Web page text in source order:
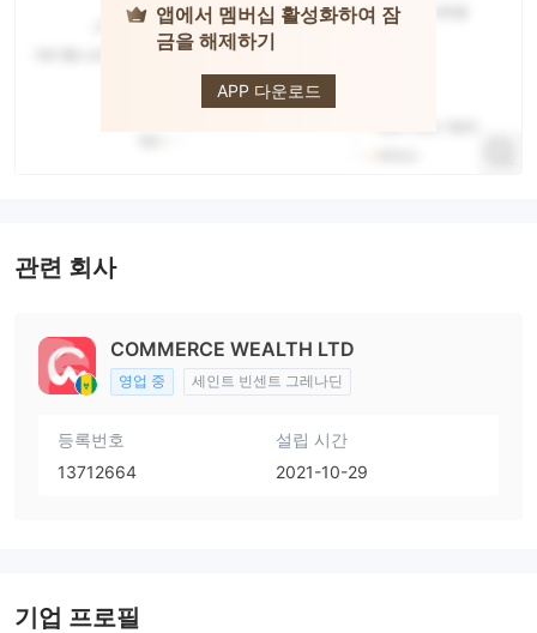
앱에서 멤버십 활성화하여 잠
금을 해제하기
APP 다운로드
Commerce
관련 회사
COMMERCE WEALTH LTD
영업 중 세인트 빈센트 그레나딘
등록번호
13712664
설립 시간
2021-10-29
기업 프로필